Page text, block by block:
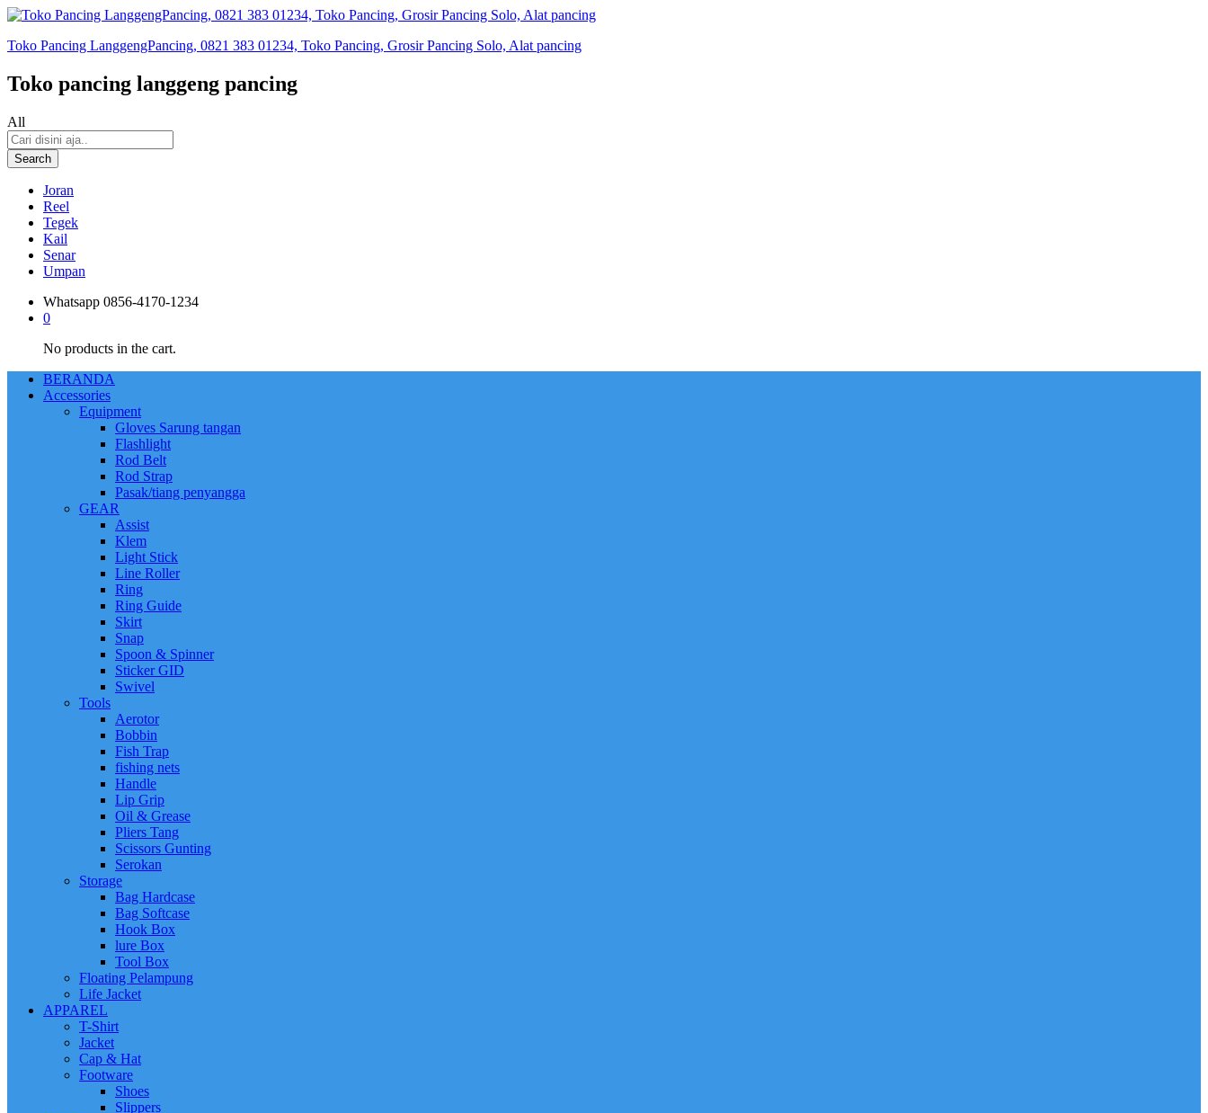
Toko Pancing LanggengPancing, 0821 383 01234, Toko Pancing, Grosir Pancing Solo, Alat pancing
Toko pancing langgeng pancing
All
Search
Joran
Reel
Tegek
Kail
Senar
Umpan
Whatsapp 0856-4170-1234
0
No products in the cart.
BERANDA
Accessories
Equipment
Gloves Sarung tangan
Flashlight
Rod Belt
Rod Strap
Pasak/tiang penyangga
GEAR
Assist
Klem
Light Stick
Line Roller
Ring
Ring Guide
Skirt
Snap
Spoon & Spinner
Sticker GID
Swivel
Tools
Aerotor
Bobbin
Fish Trap
fishing nets
Handle
Lip Grip
Oil & Grease
Pliers Tang
Scissors Gunting
Serokan
Storage
Bag Hardcase
Bag Softcase
Hook Box
lure Box
Tool Box
Floating Pelampung
Life Jacket
APPAREL
T-Shirt
Jacket
Cap & Hat
Footware
Shoes
Slippers